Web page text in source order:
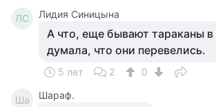
ЛС Лидия Синицына
А что, еще бывают тараканы в
думала, что они перевелись.
5 лет 2 0
Ша Шараф.